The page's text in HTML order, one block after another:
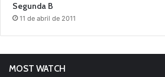
Segunda B
11 de abril de 2011
MOST WATCH